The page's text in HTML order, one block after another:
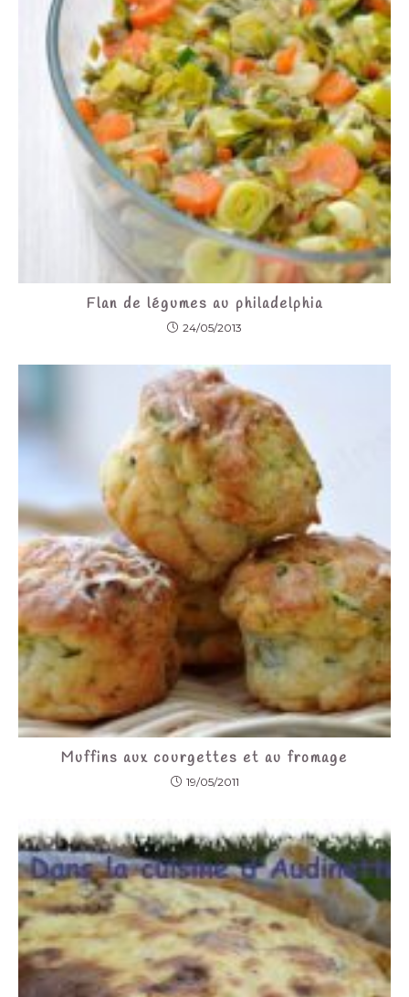
Flan de légumes au philadelphia
24/05/2013
Muffins aux courgettes et au fromage
19/05/2011